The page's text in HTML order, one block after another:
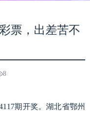
票，出差苦不
8
期开奖。湖北省鄂州